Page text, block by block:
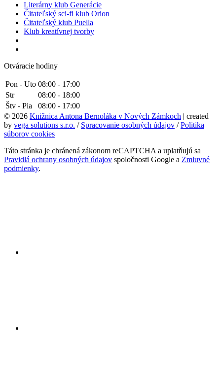
Literárny klub Generácie
Čitateľský sci-fi klub Orion
Čitateľský klub Puella
Klub kreatívnej tvorby
Otváracie hodiny
Pon - Uto 08:00 - 17:00
Str
08:00 - 18:00
Štv - Pia
08:00 - 17:00
© 2026 Knižnica Antona Bernoláka v Nových Zámkoch | created
by vega solutions s.r.o. / Spracovanie osobných údajov /Politika
súborov cookies
Táto stránka je chránená zákonom reCAPTCHA a uplatňujú sa
Pravidlá ochrany osobných údajov spoločnosti Google a Zmluvné
podmienky.